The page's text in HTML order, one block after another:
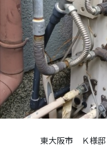
東大阪市 Ｋ様邸